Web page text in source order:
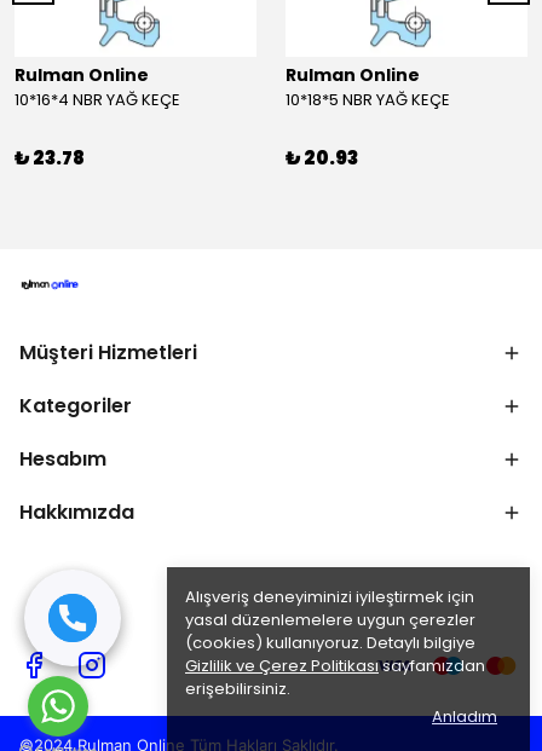
Alışveriş deneyiminizi iyileştirmek için
yasal düzenlemelere uygun çerezler
(cookies) kullanıyoruz. Detaylı bilgiye
Gizlilik ve Çerez Politikasısayfamızdan
erişebilirsiniz.
Anladım
Rulman Online
10*16*4 NBR YAĞ KEÇE
₺ 23.78
Rulman Online
10*18*5 NBR YAĞ KEÇE
₺ 20.93
Müşteri Hizmetleri
Kategoriler
Hesabım
Hakkımızda
©2024 Rulman Online Tüm Hakları Saklıdır.